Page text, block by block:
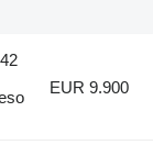
EUR 9.900